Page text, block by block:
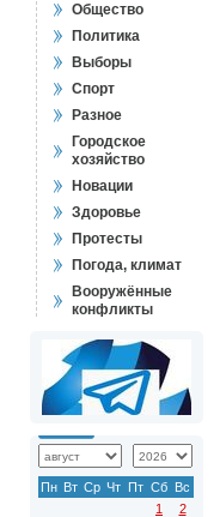
Общество
Политика
Выборы
Спорт
Разное
Городское
хозяйство
Новации
Здоровье
Протесты
Погода, климат
Вооружённые
конфликты
Пн Вт Ср Чт Пт Сб Вс
1
2